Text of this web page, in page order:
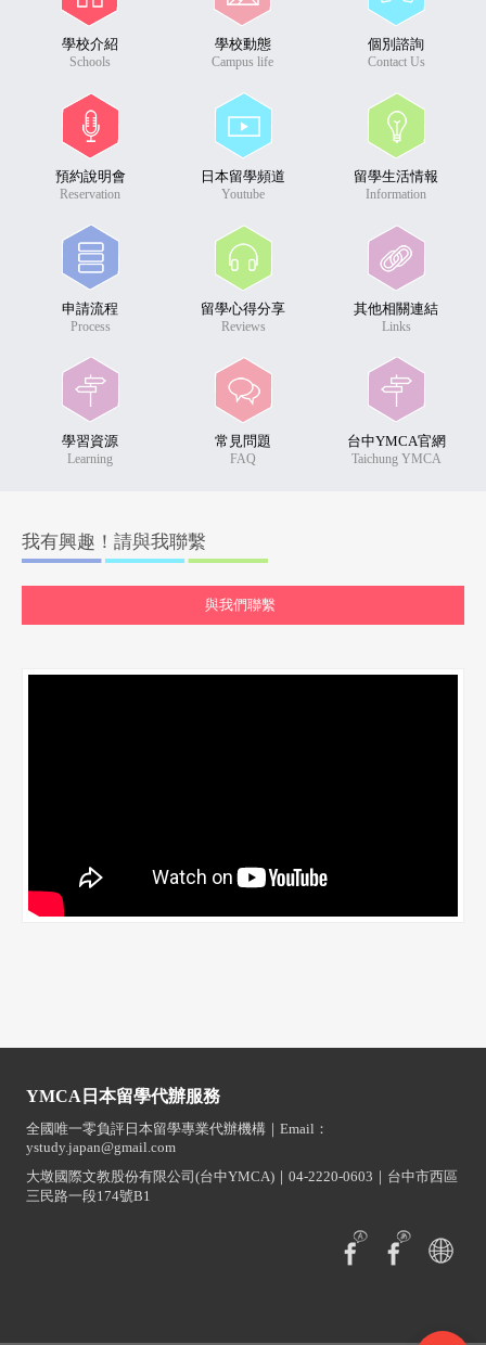
學校介紹
Schools
學校動態
Campus life
個別諮詢
Contact Us
預約說明會
Reservation
日本留學頻道
Youtube
留學生活情報
Information
申請流程
Process
留學心得分享
Reviews
其他相關連結
Links
學習資源
Learning
常見問題
FAQ
台中YMCA官網
Taichung YMCA
我有興趣！請與我聯繫
YMCA日本留學代辦服務
全國唯一零負評日本留學專業代辦機構｜Email：
ystudy.japan@gmail.com
大墩國際文教股份有限公司(台中YMCA)｜04-2220-0603｜台中市西區
三民路一段174號B1